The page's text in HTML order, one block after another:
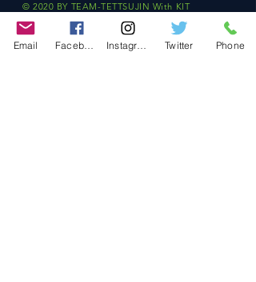
© 2020 BY TEAM-TETTSUJIN With KIT
FAQ
Email Twitter Phone